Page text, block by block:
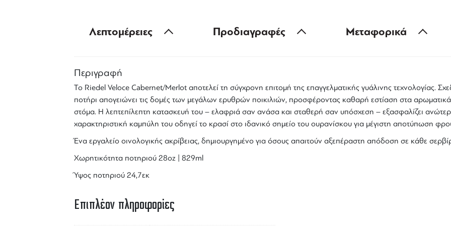
Λεπτομέρειες Προδιαγραφές Μεταφορικά
Περιγραφή
Το Riedel Veloce Cabernet/Merlot αποτελεί τη σύγχρονη επιτομή της επαγγελματικής γυάλινης τεχνολογίας.
ποτήρι απογειώνει τις δομές των μεγάλων ερυθρών ποικιλιών, προσφέροντας καθαρή εστίαση στα
στόμα. Η λεπτεπίλεπτη κατασκευή του – ελαφριά σαν ανάσα και σταθερή σαν υπόσχεση – εξασφαλίζει
χαρακτηριστική καμπύλη του οδηγεί το κρασί στο ιδανικό σημείο του ουρανίσκου για μέγιστη αποτύπωση
Ένα εργαλείο οινολογικής ακρίβειας, δημιουργημένο για όσους απαιτούν αξεπέραστη απόδοση σε κάθε
Χωρητικότητα ποτηριού 28oz | 829ml
Ύψος ποτηριού 24,7εκ
Επιπλέον πληροφορίες